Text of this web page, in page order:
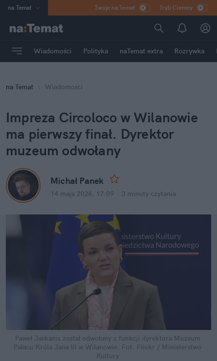
na:Temat
Poland
mama
Rozrywka
Twoje na:Temat Tryb Ciemny
Wiadomości Polityka naTemat extra Rozrywka
na:Temat Wiadomości
Impreza Circoloco w Wilanowie
ma pierwszy finał. Dyrektor
muzeum odwołany
Michał Panek
14 maja 2026, 17:09 3 minuty czytania
Paweł Jaskanis został odwołany z funkcji dyrektora Muzeum
Pałacu Króla Jana III w Wilanowie. Fot. Flickr / Ministerstwo
Kultury